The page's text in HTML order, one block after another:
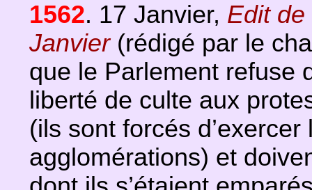
1562. 17 Janvier, Edit
Janvier(rédigé par le
que le Parlement refuse
liberté de culte aux
(ils sont forcés
agglomérations) et